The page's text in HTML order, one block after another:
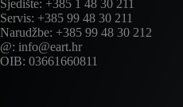
Sjedište: +385 1 48 30 211
Servis: +385 99 48 30 211
Narudžbe: +385 99 48 30 212
@: info@eart.hr
OIB: 03661660811